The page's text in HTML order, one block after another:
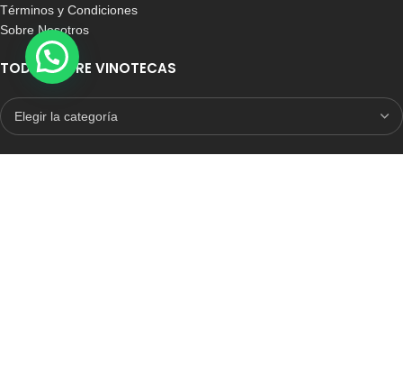
Términos y Condiciones
Sobre Nosotros
TODO SOBRE VINOTECAS